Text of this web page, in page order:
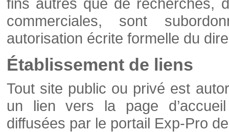
commerciales, sont
autorisation écrite formelle du
Établissement de liens
Tout site public ou privé est
un lien vers la page
diffusées par le portail Exp-Pro